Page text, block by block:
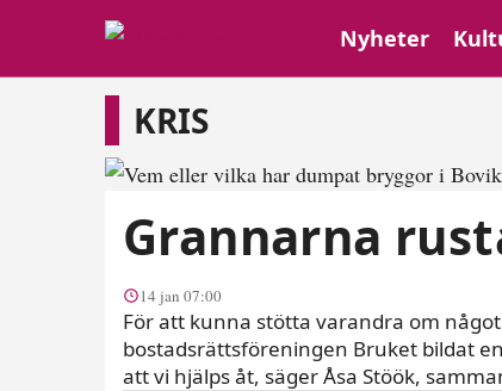
Nyheter
Kris
KRIS
Grannarna
14 jan 07:00
För att kunna stötta varandra om
bostadsrättsföreningen Bruket bildat
att vi hjälps åt, säger Åsa Stöök,